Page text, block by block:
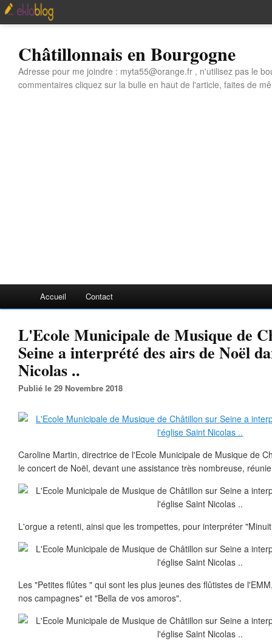
Châtillonnais en Bourgogne
Adresse pour me joindre : myta55@orange.fr , n'utilisez pas le
commentaires cliquez sur la bulle en haut de l'article, faites de
Accueil Contact
L'Ecole Municipale de Musique de
Seine a interprété des airs de Noël
Nicolas ..
Publié le 29 Novembre 2018
Caroline Martin, directrice de l'Ecole Municipale de Musique de
le concert de Noël, devant une assistance très nombreuse,
L'orgue a retenti, ainsi que les trompettes, pour interpréter
Les "Petites flûtes " qui sont les plus jeunes des flûtistes de
nos campagnes" et "Bella de vos amoros".